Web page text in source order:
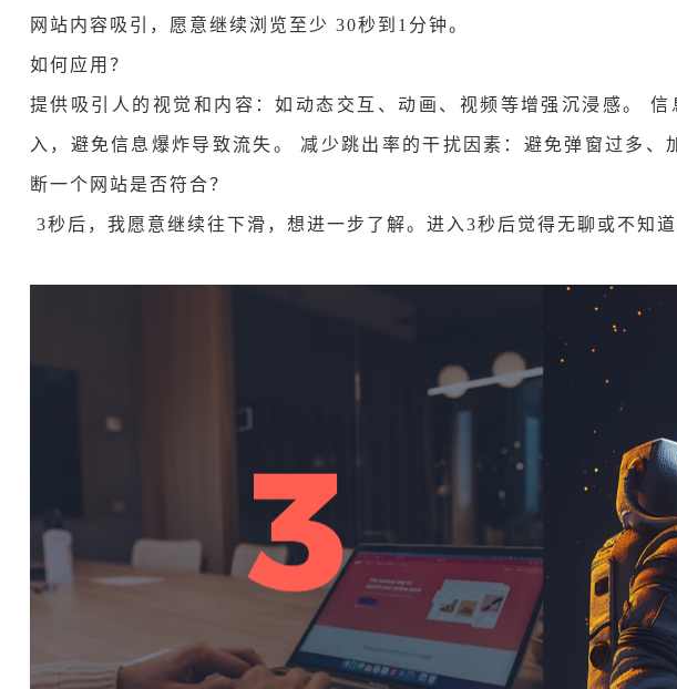
网站内容吸引，愿意继续浏览至少 30秒到1分钟。
如何应用？
提供吸引人的视觉和内容：如动态交互、动画、视频等增强沉浸感。 信
入，避免信息爆炸导致流失。 减少跳出率的干扰因素：避免弹窗过多、
断一个网站是否符合？
3秒后，我愿意继续往下滑，想进一步了解。进入3秒后觉得无聊或不知